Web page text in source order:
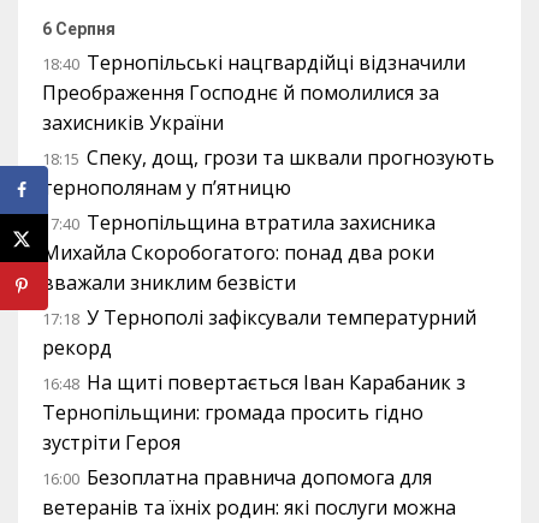
6 Серпня
18:40 Тернопільські нацгвардійці відзначили
Преображення Господнє й помолилися за
захисників України
18:15 Спеку, дощ, грози та шквали прогнозують
тернополянам у п’ятницю
17:40 Тернопільщина втратила захисника
Михайла Скоробогатого: понад два роки
вважали зниклим безвісти
17:18 У Тернополі зафіксували температурний
рекорд
16:48 На щиті повертається Іван Карабаник з
Тернопільщини: громада просить гідно
зустріти Героя
16:00 Безоплатна правнича допомога для
ветеранів та їхніх родин: які послуги можна